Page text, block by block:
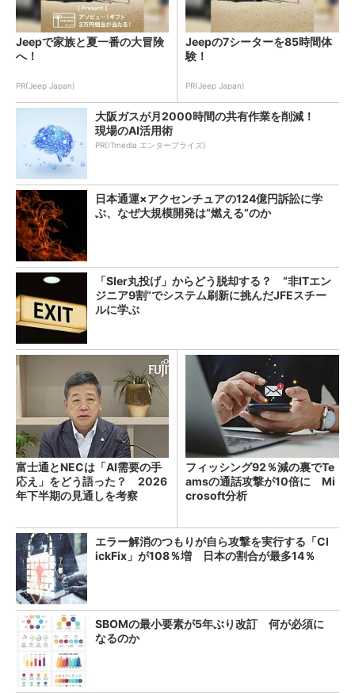
Jeepで家族と夏一番の大冒険
へ！
PR(Jeep Japan)
Jeepの7シーターを85時間体
験！
PR(Jeep Japan)
大阪ガスが月2000時間の共有作業を削減！
現場のAI活用術
PR(ITmedia エンタープライズ)
日本通運×アクセンチュアの124億円訴訟に学
ぶ、なぜ大規模開発は“燃える”のか
「SIer丸投げ」からどう脱却する？ “非ITエン
ジニア9割”でシステム刷新に挑んだJFEスチー
ルに学ぶ
富士通とNECは「AI需要の手
応え」をどう語った？ 2026
年下半期の見通しを考察
フィッシング92％減の裏でTe
amsの通話攻撃が10倍に Mi
crosoft分析
エラー解消のつもりが自ら攻撃を実行する「Cl
ickFix」が108％増 日本の割合が最多14％
SBOMの最小要素が5年ぶり改訂 何が必須に
なるのか